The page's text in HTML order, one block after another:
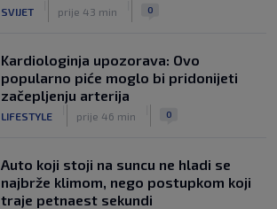
SVIJET prije 43 min 0
Kardiologinja upozorava: Ovo
popularno piće moglo bi pridonijeti
začepljenju arterija
LIFESTYLE prije 46 min 0
Auto koji stoji na suncu ne hladi se
najbrže klimom, nego postupkom koji
traje petnaest sekundi